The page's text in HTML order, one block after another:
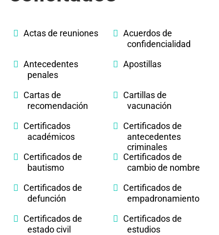
Actas de reuniones
Acuerdos de
confidencialidad
Antecedentes
penales
Apostillas
Cartas de
recomendación
Cartillas de
vacunación
Certificados
académicos
Certificados de
antecedentes
criminales
Certificados de
bautismo
Certificados de
cambio de nombre
Certificados de
defunción
Certificados de
empadronamiento
Certificados de
estado civil
Certificados de
estudios